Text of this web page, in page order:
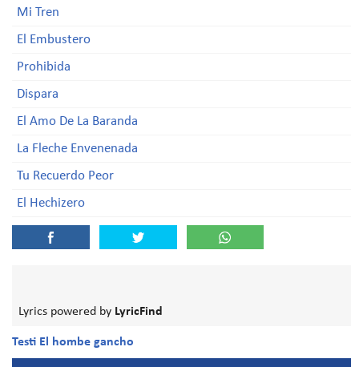
Mi Tren
El Embustero
Prohibida
Dispara
El Amo De La Baranda
La Fleche Envenenada
Tu Recuerdo Peor
El Hechizero
Lyrics powered by LyricFind
Testi El hombe gancho